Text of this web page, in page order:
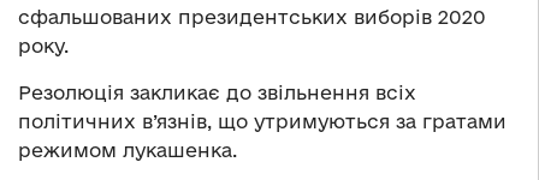
сфальшованих президентських виборів 2020
року.
Резолюція закликає до звільнення всіх
політичних в’язнів, що утримуються за гратами
режимом лукашенка.